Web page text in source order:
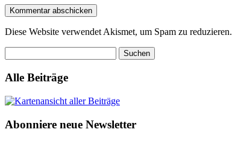
Diese Website verwendet Akismet, um Spam zu reduzieren.
nach:
Alle Beiträge
Abonniere neue Newsletter